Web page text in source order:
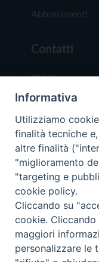
Abbonamenti
Contatti
Chi Siamo
Redazione
Scrivici
Copyright ©
Trentina
Privacy Policy
Informativa
Utilizziamo
finalità tecniche
altre finalità
"miglioramento
"targeting e
cookie policy.
Cliccando su
cookie.
maggiori
personalizzare le